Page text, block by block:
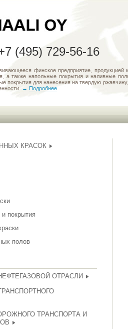
(495) 729-56-16
финское предприятие, продукцией
а также напольные покрытия и наливные
покрытия для нанесения на твердую
→ Подробнее
КРАСОК
покрытия
полов
ОТРАСЛИ
ТРАНСПОРТА И